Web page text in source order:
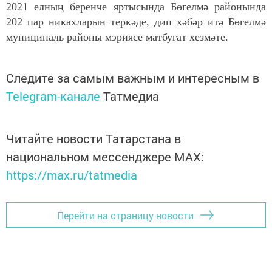
2021 елның беренче яртысында Бөгелмә районында
202 пар никахларын теркәде, дип хәбәр итә Бөгелмә
муниципаль районы мэриясе матбугат хезмәте.
Следите за самым важным и интересным в
Telegram-канале Татмедиа
Читайте новости Татарстана в
национальном мессенджере MАХ:
https://max.ru/tatmedia
Перейти на страницу новости